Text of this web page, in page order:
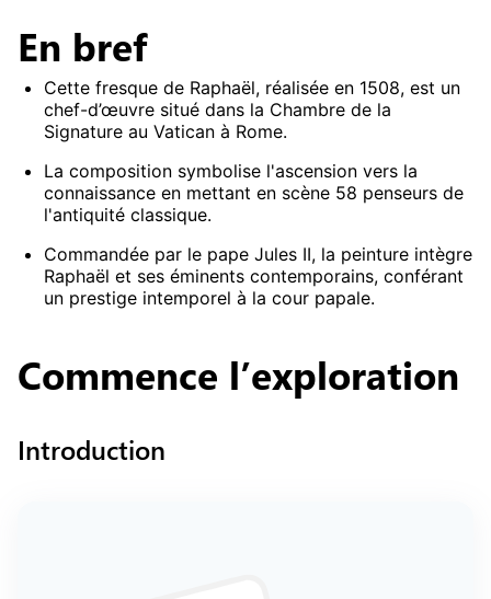
En bref
Cette fresque de Raphaël, réalisée en 1508, est un
chef-d’œuvre situé dans la Chambre de la
Signature au Vatican à Rome.
La composition symbolise l'ascension vers la
connaissance en mettant en scène 58 penseurs de
l'antiquité classique.
Commandée par le pape Jules II, la peinture intègre
Raphaël et ses éminents contemporains, conférant
un prestige intemporel à la cour papale.
Commence l’exploration
Introduction